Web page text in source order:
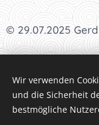
© 29.07.2025
Wir verwenden
und die Sicherheit
bestmögliche